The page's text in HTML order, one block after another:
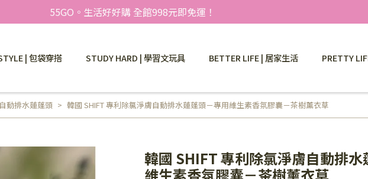
55GO。生活好好購 全館998元即免運！
| 包袋穿搭 STUDY HARD | 學習文玩具 BETTER LIFE | 居家生活 PRETTY
動排水蓮蓬頭 韓國 SHIFT 專利除氯淨膚自動排水蓮蓬頭－專用維生素香氛膠囊－茶樹薰衣草
韓國 SHIFT 專利除氯淨膚自動排水
維生素香氛膠囊－茶樹薰衣草